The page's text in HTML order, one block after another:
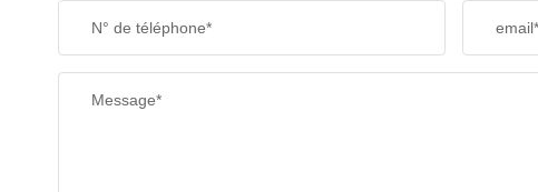
RESTAURANTS ET CAFÉS
N° de téléphone* email*
Message*